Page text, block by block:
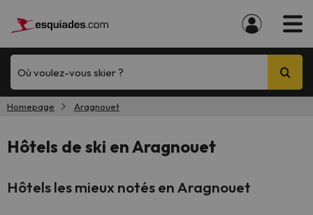
Où voulez-vous skier ?
Homepage Aragnouet
Hôtels de ski en Aragnouet
Hôtels les mieux notés en Aragnouet